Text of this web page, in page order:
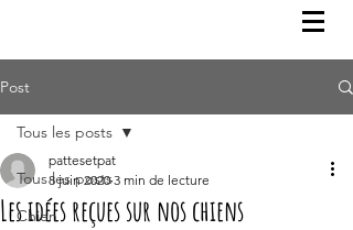
Post
Tous les posts
Chien
Tous les posts
Les idées reçues sur nos chiens
pattesetpat
8 juin 2020 3 min de lecture